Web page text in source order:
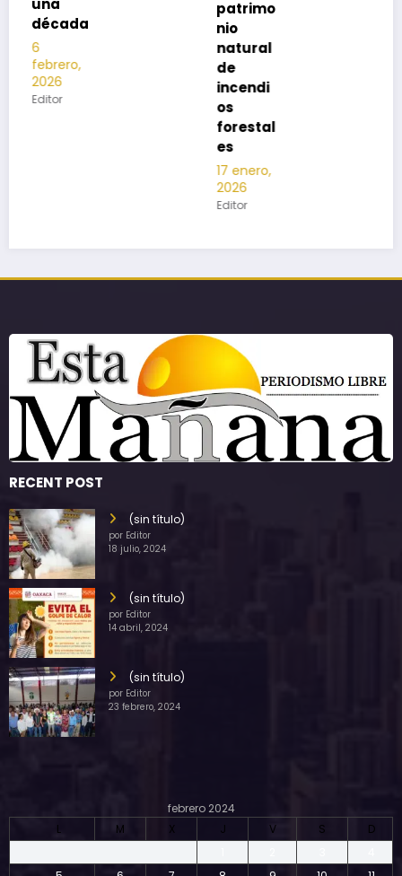
RECENT POST
(sin título)
por Editor
18 julio, 2024
(sin título)
por Editor
14 abril, 2024
(sin título)
por Editor
23 febrero, 2024
febrero 2024
L
M X J V S
D